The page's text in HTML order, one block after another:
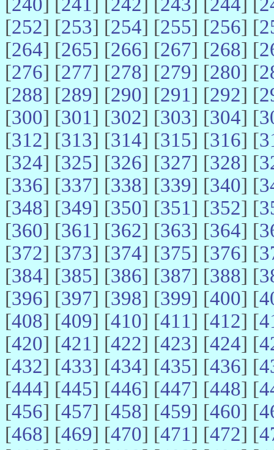
[252] [253] [254] [255] [256] [
[264] [265] [266] [267] [268] [
[276] [277] [278] [279] [280] [
[288] [289] [290] [291] [292] [
[300] [301] [302] [303] [304] [
[312] [313] [314] [315] [316] [
[324] [325] [326] [327] [328] [
[336] [337] [338] [339] [340] [
[348] [349] [350] [351] [352] [
[360] [361] [362] [363] [364] [
[372] [373] [374] [375] [376] [
[384] [385] [386] [387] [388] [
[396] [397] [398] [399] [400] [
[408] [409] [410] [411] [412] [
[420] [421] [422] [423] [424] [
[432] [433] [434] [435] [436] [
[444] [445] [446] [447] [448] [
[456] [457] [458] [459] [460] [
[468] [469] [470] [471] [472] [